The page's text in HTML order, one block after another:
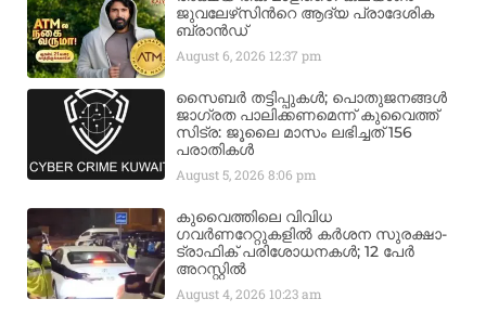
ജുവലേഴ്‌സിന്‍റെ ആദ്യ പ്രാദേശിക
ബ്രാന്‍ഡ്
August 6, 2026 12:37 pm
സൈബർ തട്ടിപ്പുകൾ; പൊതുജനങ്ങൾ
ജാഗ്രത പാലിക്കണമെന്ന് കുവൈത്ത്
സിട്ര: ജൂലൈ മാസം ലഭിച്ചത് 156
പരാതികൾ
August 5, 20268:06 pm
കുവൈത്തിലെ വിവിധ
ഗവർണറേറ്റുകളിൽ കർശന സുരക്ഷാ-
ട്രാഫിക് പരിശോധനകൾ; 12 പേർ
അറസ്റ്റിൽ
August 4, 2026 10:23 am